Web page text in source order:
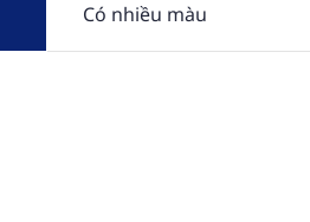
Có nhiều màu